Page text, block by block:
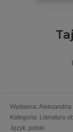
Wydawca: Aleksandria
Kategoria: Literatura
Język: polski